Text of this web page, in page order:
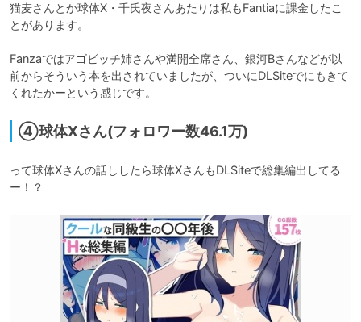
猫麦さんとか球体X・千氏夜さんあたりは私もFantiaに課金したこ
とがあります。
Fanzaではアゴビッチ姉さんや満開全席さん、銀河Bさんなどが以
前からそういう本を出されていましたが、ついにDLSiteでにもきて
くれたかーという感じです。
④球体Xさん(フォロワー数46.1万)
って球体Xさんの話ししたら球体XさんもDLSiteで総集編出してる
ー！？